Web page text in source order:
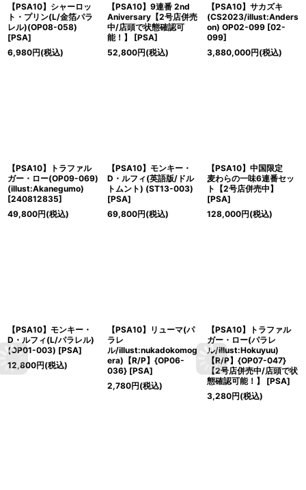
【PSA10】シャーロッ
ト・プリン(L/金箔パラ
レル)(OP08-058)
[PSA]
6,980円(税込)
【PSA10】9連番 2nd
Aniversary【2号店併売
中/店頭で状態確認可
能！】
[PSA]
52,800円(税込)
【PSA10】サカズキ
(CS2023/illust:Anders
on) OP02-099 [02-
099]
3,880,000円(税込)
【PSA10】トラファル
ガー・ロー(OP09-069)
(illust:Akanegumo)
[240812835]
49,800円(税込)
【PSA10】モンキー・
D・ルフィ(英語版/ドル
トムント) (ST13-003)
[PSA]
69,800円(税込)
【PSA10】中国限定
麦わらの一味6連番セッ
ト【2号店併売中】
[PSA]
128,000円(税込)
【PSA10】モンキー・
D・ルフィ(L/パラレル)
(OP01-003) [PSA]
12,800円(税込)
【PSA10】リューマ(パ
ラレ
ル/illust:nukadokomog
era)【R/P】{OP06-
036} [PSA]
2,780円(税込)
【PSA10】トラファル
ガー・ロー(パラレ
ル/illust:Hokuyuu)
【R/P】{OP07-047}
【2号店併売中/店頭で状
態確認可能！】
[PSA]
3,280円(税込)